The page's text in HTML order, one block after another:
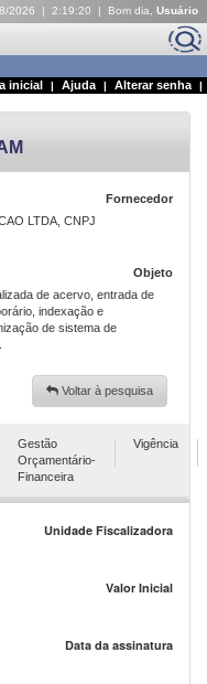
2026 | 2:19:21 | Bom dia, Usuário
inicial | Ajuda | Alterar senha |
Fornecedor
LTDA, CNPJ
Objeto
de acervo, entrada de
indexação e
de sistema de
Voltar à pesquisa
Gestão
Orçamentário-
Financeira
Vigência
Unidade Fiscalizadora
Valor Inicial
Data da assinatura